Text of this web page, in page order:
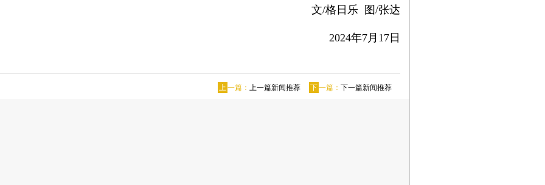
文/格日乐 图/张达
2024年7月17日
下一篇： 下一篇新闻推荐
上一篇： 上一篇新闻推荐